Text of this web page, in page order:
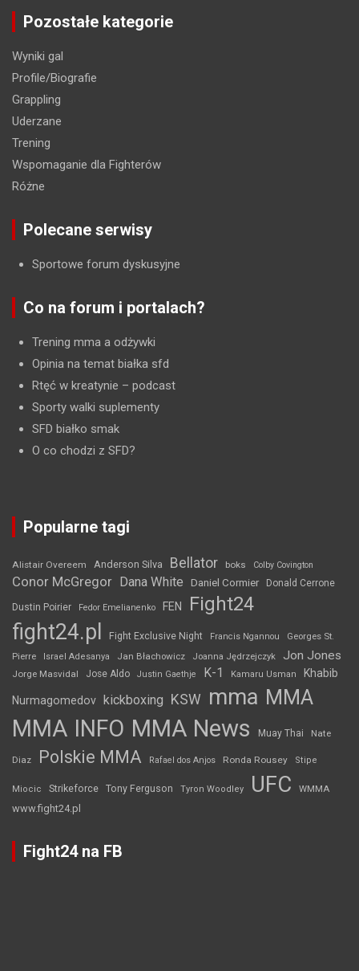
Pozostałe kategorie
Wyniki gal
Profile/Biografie
Grappling
Uderzane
Trening
Wspomaganie dla Fighterów
Różne
Polecane serwisy
Sportowe forum dyskusyjne
Co na forum i portalach?
Trening mma a odżywki
Opinia na temat białka sfd
Rtęć w kreatynie – podcast
Sporty walki suplementy
SFD białko smak
O co chodzi z SFD?
Popularne tagi
Alistair Overeem Anderson Silva Bellator boks Colby Covington
Conor McGregor Dana White Daniel Cormier Donald Cerrone
Dustin Poirier Fedor Emelianenko FEN Fight24
fight24.pl Fight Exclusive Night Francis Ngannou
Georges St.
Pierre
Israel Adesanya Jan Błachowicz Joanna Jędrzejczyk Jon Jones
Jorge Masvidal Jose Aldo Justin Gaethje K-1 Kamaru Usman Khabib
Nurmagomedov kickboxing KSW mma MMA
MMA INFO MMA News Muay Thai Nate
Diaz Polskie MMA Rafael dos Anjos Ronda Rousey Stipe
Miocic Strikeforce Tony Ferguson Tyron Woodley UFC WMMA
www.fight24.pl
Fight24 na FB